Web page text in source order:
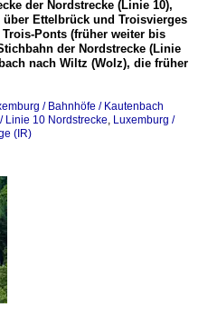
der Nordstrecke (Linie 10),
Ettelbrück und Troisvierges
Ponts (früher weiter bis
der Nordstrecke (Linie
nach Wiltz (Wolz), die früher
/ Bahnhöfe / Kautenbach
Linie 10 Nordstrecke, Luxemburg /
(IR)